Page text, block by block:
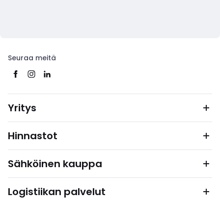
Seuraa meitä
Yritys
Hinnastot
Sähköinen kauppa
Logistiikan palvelut